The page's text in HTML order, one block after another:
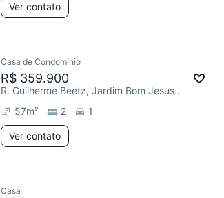
Ver contato
Casa de Condomínio
R$ 359.900
R. Guilherme Beetz, Jardim Bom Jesus dos Passos
57m² 2 1
Ver contato
Casa